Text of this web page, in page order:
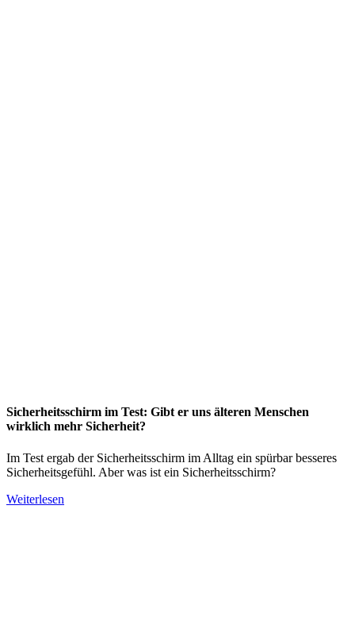
Sicherheitsschirm im Test: Gibt er uns älteren Menschen
wirklich mehr Sicherheit?
Im Test ergab der Sicherheitsschirm im Alltag ein spürbar besseres
Sicherheitsgefühl. Aber was ist ein Sicherheitsschirm?
Weiterlesen